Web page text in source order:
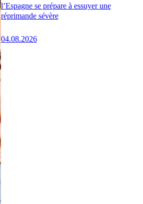
l’Espagne se prépare à essuyer une
réprimande sévère
04.08.2026